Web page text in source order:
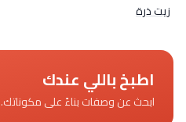
زيت ذرة
اطبخ باللي عندك
ابحث عن وصفات بناءً على مكوناتك.